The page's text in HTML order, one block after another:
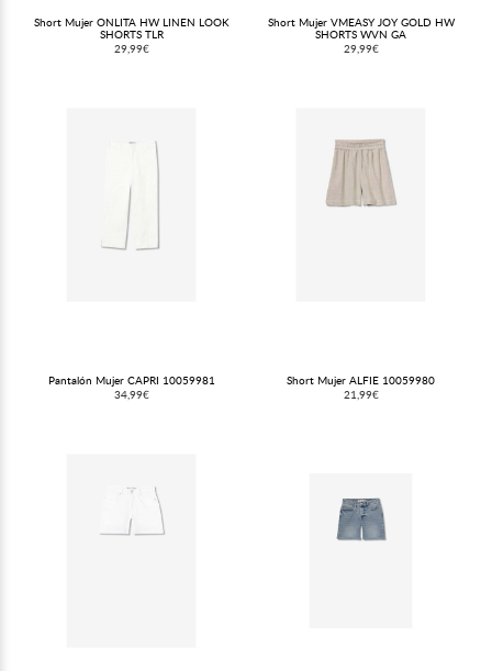
Short Mujer ONLITA HW LINEN LOOK
SHORTS TLR
29,99€
Short Mujer VMEASY JOY GOLD HW
SHORTS WVN GA
29,99€
Pantalón Mujer CAPRI 10059981
34,99€
Short Mujer ALFIE 10059980
21,99€